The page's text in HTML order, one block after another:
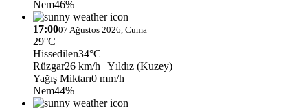
Nem46%
17:0007 Ağustos 2026, Cuma
29°C
Hissedilen34°C
Rüzgar26 km/h | Yıldız (Kuzey)
Yağış Miktarı0 mm/h
Nem44%